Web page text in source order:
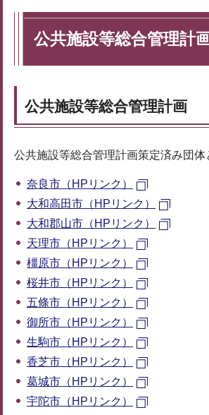
公共施設等総合管理計
公共施設等総合管理計画
公共施設等総合管理計画策定済み団体
奈良市（HPリンク）
大和高田市（HPリンク）
大和郡山市（HPリンク）
天理市（HPリンク）
橿原市（HPリンク）
桜井市（HPリンク）
五條市（HPリンク）
御所市（HPリンク）
生駒市（HPリンク）
香芝市（HPリンク）
葛城市（HPリンク）
宇陀市（HPリンク）